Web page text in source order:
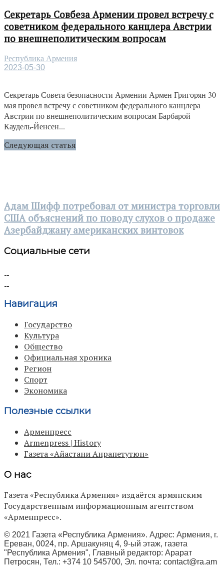
Секретарь Совбеза Армении провел встречу с
советником федерального канцлера Австрии
по внешнеполитическим вопросам
Республика Армения
2023-05-30
Секретарь Совета безопасности Армении Армен Григорян 30
мая провел встречу с советником федерального канцлера
Австрии по внешнеполитическим вопросам Барбарой
Каудель-Йенсен...
Следующая статья
Адам Шифф потребовал от министра торговли
США объяснений по поводу слухов о продаже
Азербайджану американских винтовок
Социальные сети
Навигация
Государство
Культура
Общество
Официальная хроника
Регион
Спорт
Экономика
Полезные ссылки
Арменпресс
Armenpress | History
Газета «Айастани Анрапетутюн»
О нас
Газета «Республика Армения» издаётся армянским
Государственным информационным агентством
«Арменпресс».
© 2021 Газета «Республика Армения». Адрес: Армения, г.
Ереван, 0024, пр. Аршакуняц 4, 9-ый этаж, газета
"Республика Армения", Главный редактор: Арарат
Петросян, Тел.: +374 10 545700, Эл. почта: contact@ra.am